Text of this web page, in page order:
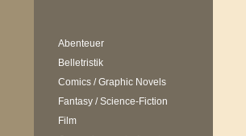
Abenteuer
Belletristik
Comics / Graphic Novels
Fantasy / Science-Fiction
Film